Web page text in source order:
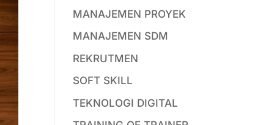
MANAJEMEN PROYEK
MANAJEMEN SDM
REKRUTMEN
SOFT SKILL
TEKNOLOGI DIGITAL